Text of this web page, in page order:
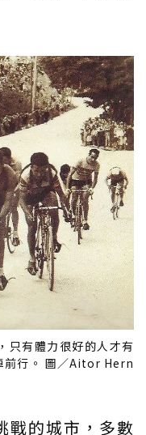
只有體力很好的人才有
前行。 圖／Aitor Hern
戰的城市，多數